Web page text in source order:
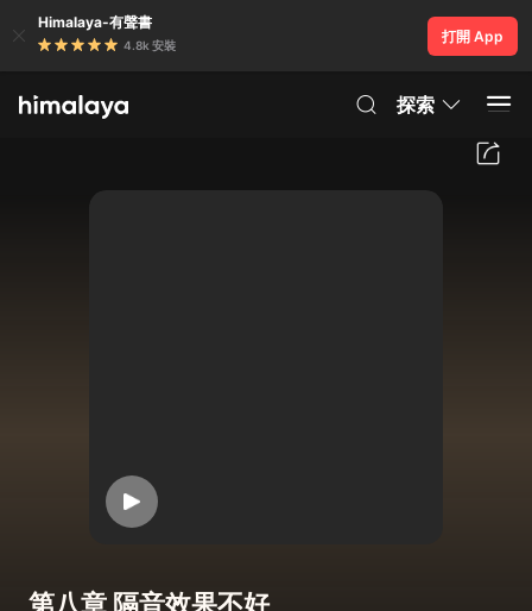
Himalaya-有聲書
4.8k 安裝
打開 App
探索
第八章 隔音效果不好